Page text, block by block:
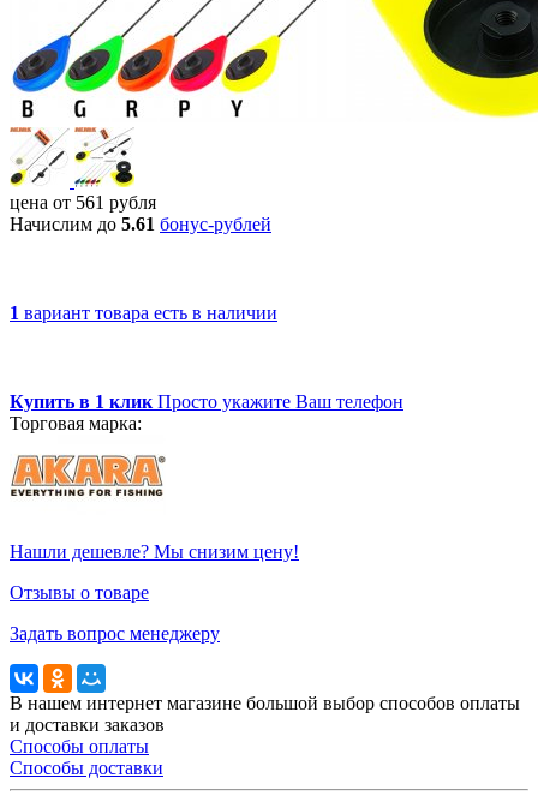
цена от 561 рубля
Начислим до 5.61 бонус-рублей
1 вариант товара есть в наличии
Купить в 1 клик Просто укажите Ваш телефон
Торговая марка:
Нашли дешевле? Мы снизим цену!
Отзывы о товаре
Задать вопрос менеджеру
В нашем интернет магазине большой выбор способов оплаты
и доставки заказов
Способы оплаты
Способы доставки